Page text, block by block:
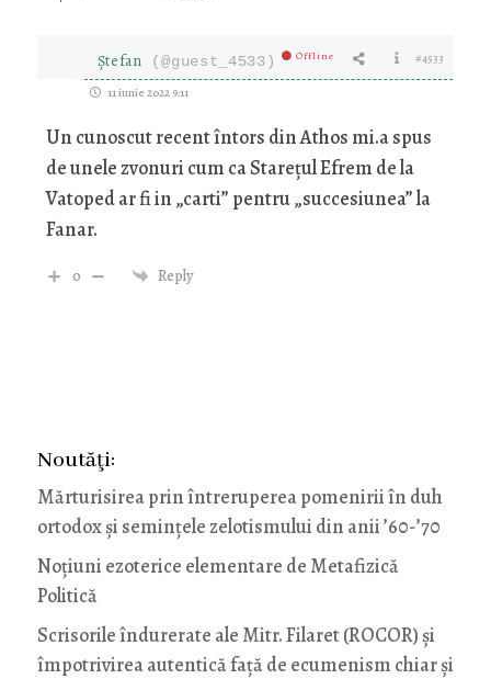
Ștefan (@guest_4533) Offline #4533
11 iunie 2022 9:11
Un cunoscut recent întors din Athos mi.a spus
de unele zvonuri cum ca Starețul Efrem de la
Vatoped ar fi in „carti” pentru „succesiunea” la
Fanar.
0 Reply
Noutăţi:
Mărturisirea prin întreruperea pomenirii în duh
ortodox și semințele zelotismului din anii ’60-’70
Noţiuni ezoterice elementare de Metafizică
Politică
Scrisorile îndurerate ale Mitr. Filaret (ROCOR) și
împotrivirea autentică față de ecumenism chiar și